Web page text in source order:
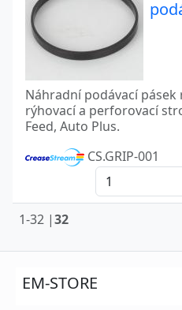
Náhradní podávací
rýhovací a perforovací
Feed, Auto Plus.
CS.GRIP-001
1-32 |32
EM-STORE